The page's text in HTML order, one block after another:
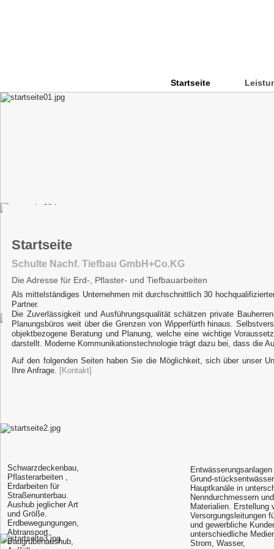
Startseite
Startseite
Schulte Nachf. Tiefbau GmbH+Co.KG
Die Adresse für Erd-, Pflaster- und Tiefbauarbeiten
Als mittelständiges Unternehmen mit durchschnittlich 30
Partner.
Die Zuverlässigkeit und Ausführungsqualität schätzen private
Planungsbüros weit über die Grenzen von Wipperfürth hinaus.
objektbezogene Beratung und Planung, welche eine wichtige
darstellt. Moderne Kommunikationstechnologie trägt dazu bei, dass die
Auf den folgenden Seiten haben Sie die Möglichkeit, sich über unser
Ihre Anfrage. [Kontakt]
Schwarzdeckenbau,
Pflasterarbeiten ,
Erdarbeiten für
Straßenunterbau.
Aushub jeglicher Art
und Größe.
Erdbewegungungen,
Abtransport,
Baugrubenaushub,
Grund-
Hauptkanäle in
Nenndurchmessern und
Materialien. Erstellung
Versorgungsleitungen
und gewerbliche
unterschiedliche
Strom, Wasser,